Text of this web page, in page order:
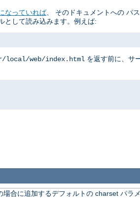
なっていれば、 そのドキュメントへの パ
として読み込みます。例えば:
local/web/index.html を返す前に、サ
場合に追加するデフォルトの charset パラ